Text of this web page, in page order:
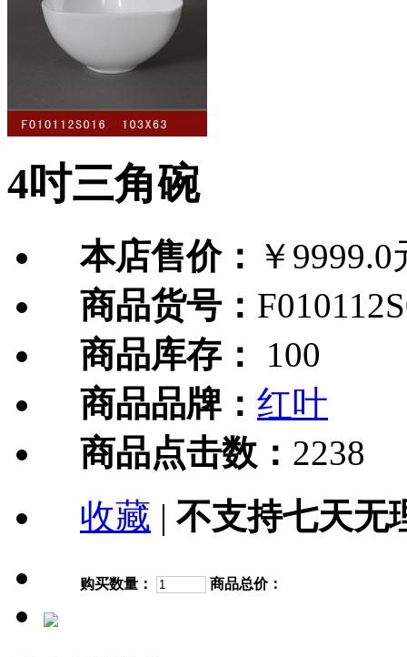
4吋三角碗
本店售价： ￥9999.0
商品货号：
商品库存：
100
商品品牌： 红叶
商品点击数： 2238
收藏 | 不支持七天无
购买数量： 商品总价：